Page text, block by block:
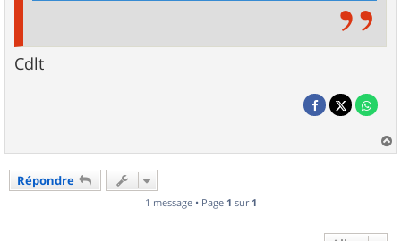
Cdlt
a
Répondre
1 message • Page 1 sur 1